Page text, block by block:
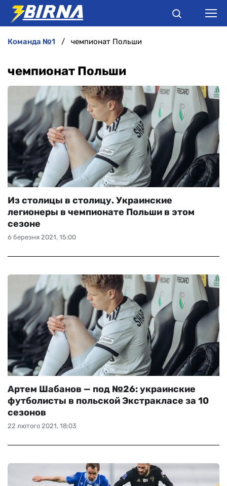
ІНТЕРВ'Ю
РІЗНЕ
БУКМЕКЕРИ
команда №1 чемпионат Польши
чемпионат Польши
6 березня 2021, 15:00
Из столицы в столицу. Украинские
легионеры в чемпионате Польши в этом
сезоне
22 лютого 2021, 18:03
Артем Шабанов — под №26: украинские
футболисты в польской Экстракласе за 10
сезонов